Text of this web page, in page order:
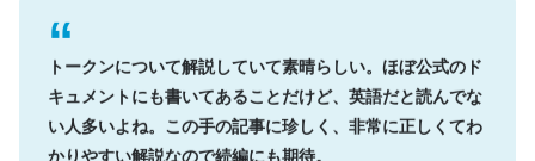
トークンについて解説していて素晴らしい。ほぼ公式のド
キュメントにも書いてあることだけど、英語だと読んでな
い人多いよね。この手の記事に珍しく、非常に正しくてわ
かりやすい解説なので続編にも期待。